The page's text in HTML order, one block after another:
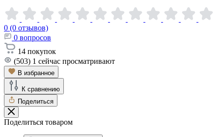
0 (0 отзывов)
0 вопросов
14 покупок
(503) 1 сейчас просматривают
В избранное
К сравнению
Поделиться
Поделиться товаром